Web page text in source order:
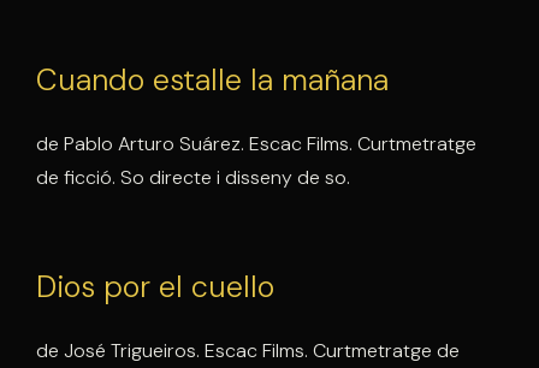
Cuando estalle la mañana
de Pablo Arturo Suárez. Escac Films. Curtmetratge
de ficció. So directe i disseny de so.
Dios por el cuello
de José Trigueiros. Escac Films. Curtmetratge de